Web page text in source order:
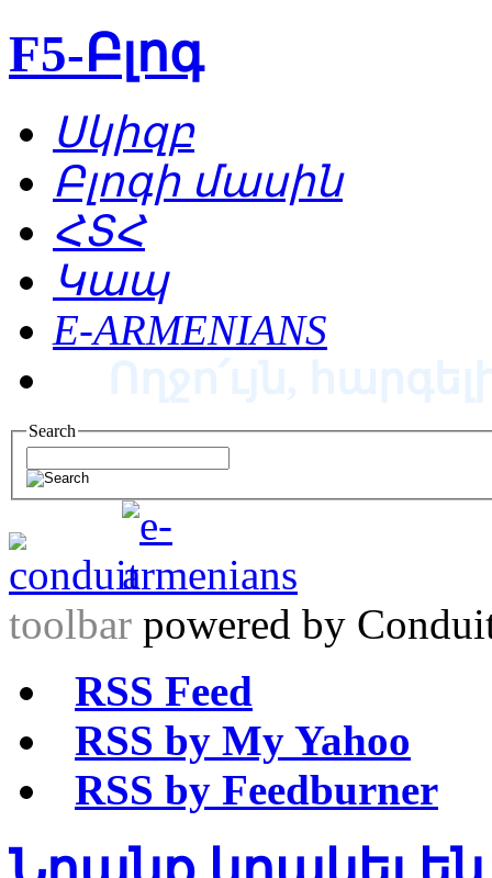
F5-Բլոգ
Սկիզբ
Բլոգի մասին
ՀՏՀ
Կապ
E-ARMENIANS
Search
toolbar powered by
RSS Feed
RSS by My Yahoo
RSS by Feedburner